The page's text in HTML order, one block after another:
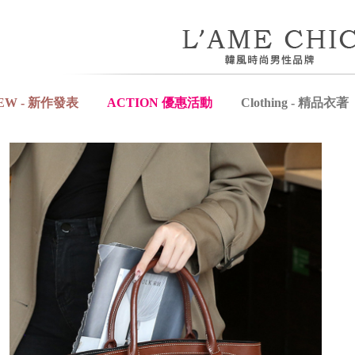
- 新作發表 ACTION 優惠活動 Clothing - 精品衣著